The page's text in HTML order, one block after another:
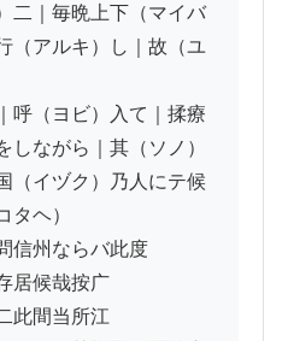
二｜毎晩上下（マイバ
（アルキ）し｜故（ユ
呼（ヨビ）入て｜揉療
しながら｜其（ソノ）
（イヅク）乃人にテ候
タヘ）
信州ならバ此度
居候哉按广
此間当所江